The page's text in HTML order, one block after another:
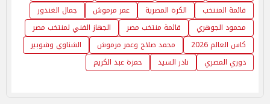
قائمة المنتخب
الكرة المصرية عمر مرموش
جمال الغندور
محمود الجوهري
قائمة منتخب مصر
الجهاز الفني لمنتخب مصر
كاس العالم 2026
محمد صلاح وعمر مرموش
الشناوي وشوبير
دوري المصري
نادر السيد حمزة عبد الكريم